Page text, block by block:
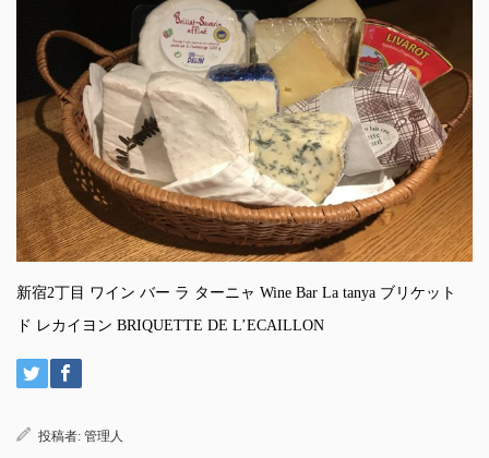
新宿2丁目 ワイン バー ラ ターニャ Wine Bar La tanya ブリケット
ド レカイヨン BRIQUETTE DE L’ECAILLON
投稿者: 管理人